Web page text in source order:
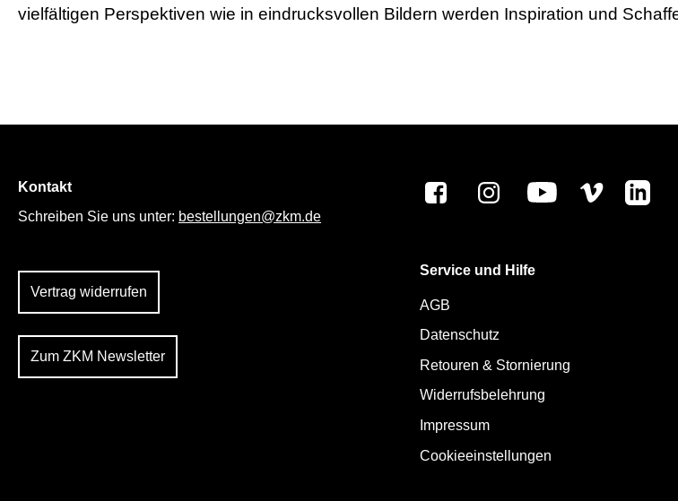
vielfältigen Perspektiven wie in eindrucksvollen Bildern werden Inspiration und
Kontakt
Schreiben Sie uns unter: bestellungen@zkm.de
Vertrag widerrufen
Zum ZKM Newsletter
Service und Hilfe
AGB
Datenschutz
Retouren & Stornierung
Widerrufsbelehrung
Impressum
Cookieeinstellungen